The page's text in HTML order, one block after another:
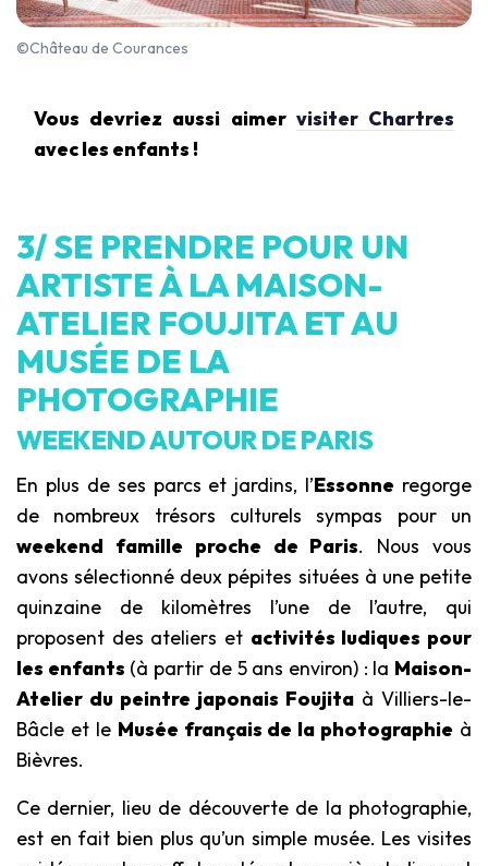
©Château de Courances
Vous devriez aussi aimer visiter Chartres
avec les enfants !
3/ SE PRENDRE POUR UN
ARTISTE À LA MAISON-
ATELIER FOUJITA ET AU
MUSÉE DE LA
PHOTOGRAPHIE
WEEKEND AUTOUR DE PARIS
En plus de ses parcs et jardins, l’Essonne regorge
de nombreux trésors culturels sympas pour un
weekend famille proche de Paris. Nous vous
avons sélectionné deux pépites situées à une petite
quinzaine de kilomètres l’une de l’autre, qui
proposent des ateliers et activités ludiques pour
les enfants (à partir de 5 ans environ) : la Maison-
Atelier du peintre japonais Foujita à Villiers-le-
Bâcle et le Musée français de la photographie à
Bièvres.
Ce dernier, lieu de découverte de la photographie,
est en fait bien plus qu’un simple musée. Les visites